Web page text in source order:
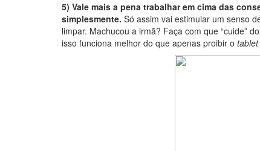
5) Vale mais a pena trabalhar em cima das
simplesmente. Só assim vai estimular um senso
limpar. Machucou a irmã? Faça com que “cuide”
isso funciona melhor do que apenas proibir o tablet